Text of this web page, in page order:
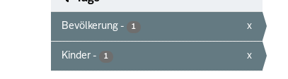
Bevölkerung - 1 x
Kinder - 1 x